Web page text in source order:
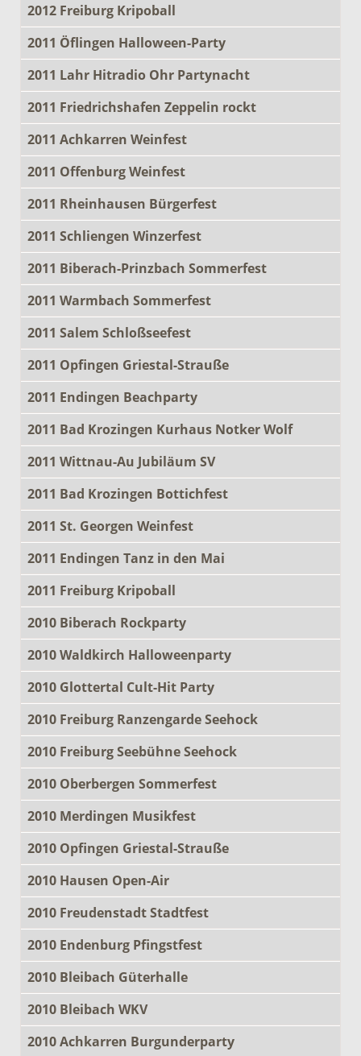
2012 Freiburg Kripoball
2011 Öflingen Halloween-Party
2011 Lahr Hitradio Ohr Partynacht
2011 Friedrichshafen Zeppelin rockt
2011 Achkarren Weinfest
2011 Offenburg Weinfest
2011 Rheinhausen Bürgerfest
2011 Schliengen Winzerfest
2011 Biberach-Prinzbach Sommerfest
2011 Warmbach Sommerfest
2011 Salem Schloßseefest
2011 Opfingen Griestal-Strauße
2011 Endingen Beachparty
2011 Bad Krozingen Kurhaus Notker Wolf
2011 Wittnau-Au Jubiläum SV
2011 Bad Krozingen Bottichfest
2011 St. Georgen Weinfest
2011 Endingen Tanz in den Mai
2011 Freiburg Kripoball
2010 Biberach Rockparty
2010 Waldkirch Halloweenparty
2010 Glottertal Cult-Hit Party
2010 Freiburg Ranzengarde Seehock
2010 Freiburg Seebühne Seehock
2010 Oberbergen Sommerfest
2010 Merdingen Musikfest
2010 Opfingen Griestal-Strauße
2010 Hausen Open-Air
2010 Freudenstadt Stadtfest
2010 Endenburg Pfingstfest
2010 Bleibach Güterhalle
2010 Bleibach WKV
2010 Achkarren Burgunderparty